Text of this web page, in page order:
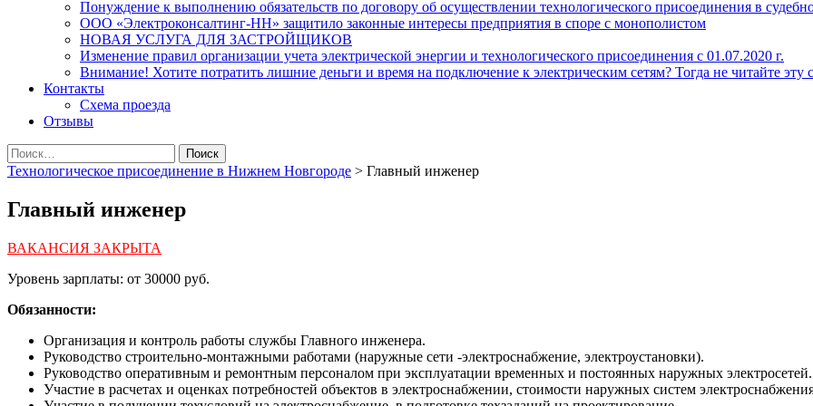
Понуждение к выполнению обязательств по договору об осуществлении технологического присоединения в
ООО «Электроконсалтинг-НН» защитило законные интересы предприятия в споре с монополистом
НОВАЯ УСЛУГА ДЛЯ ЗАСТРОЙЩИКОВ
Изменение правил организации учета электрической энергии и технологического присоединения с 01.07.2020 г.
Внимание! Хотите потратить лишние деньги и время на подключение к электрическим сетям? Тогда не читайте эту
Контакты
Схема проезда
Отзывы
Найти:
Технологическое присоединение в Нижнем Новгороде > Главный инженер
Главный инженер
ВАКАНСИЯ ЗАКРЫТА
Уровень зарплаты: от 30000 руб.
Обязанности:
Организация и контроль работы службы Главного инженера.
Руководство строительно-монтажными работами (наружные сети -электроснабжение, электроустановки).
Руководство оперативным и ремонтным персоналом при эксплуатации временных и постоянных наружных электросетей.
Участие в расчетах и оценках потребностей объектов в электроснабжении, стоимости наружных систем